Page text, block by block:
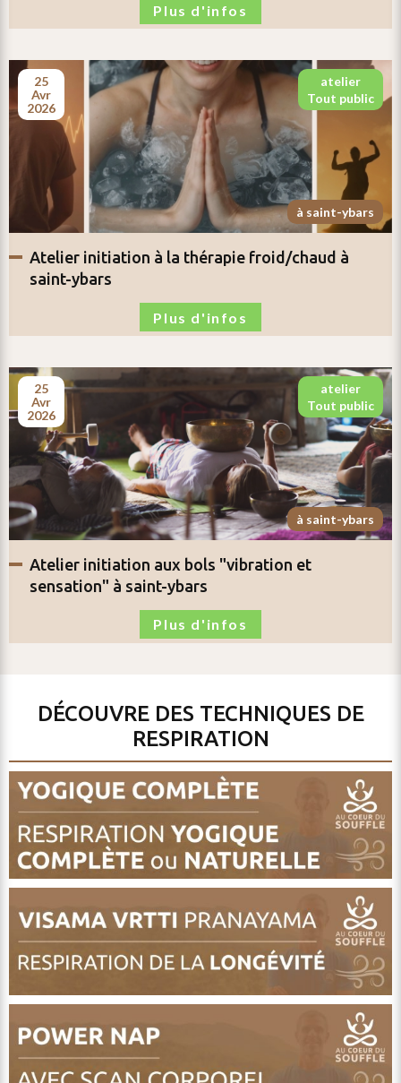
Plus d'infos
25
avr
2026
atelier
tout public
à saint-ybars
atelier initiation à la thérapie froid/chaud à
saint-ybars
Plus d'infos
25
avr
2026
atelier
tout public
à saint-ybars
atelier initiation aux bols "vibration et
sensation" à saint-ybars
Plus d'infos
DÉCOUVRE DES TECHNIQUES DE
RESPIRATION